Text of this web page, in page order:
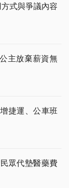
式與爭議內容
主放棄薪資無
捷運、公車班
眾代墊醫藥費